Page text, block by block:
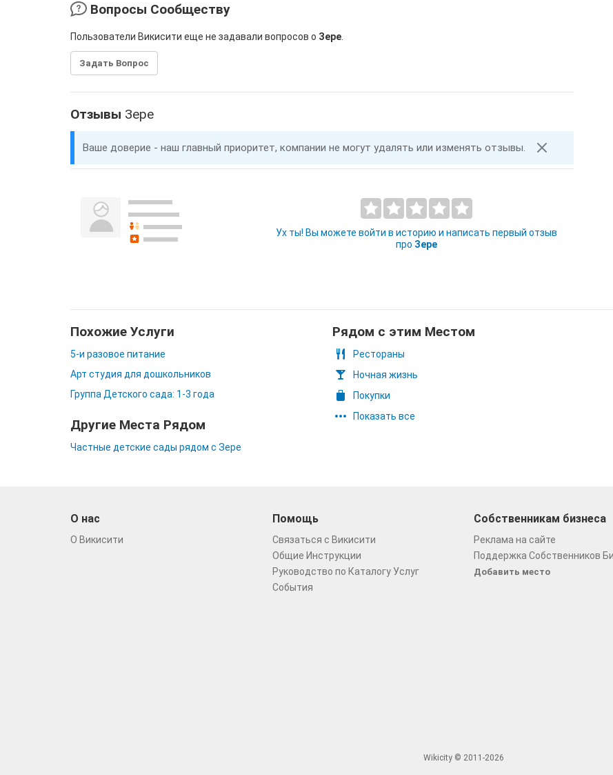
Вопросы Сообществу
Пользователи Викисити еще не задавали вопросов о Зере
Задать Вопрос
Отзывы Зере
Ваше доверие - наш главный приоритет, компании не могут удалять или изменять отзывы.
Ух ты! Вы можете войти в историю и написать первый отзыв
про Зере
Похожие Услуги
5-и разовое питание
Арт студия для дошкольников
Группа Детского сада: 1-3 года
Другие Места Рядом
Частные детские сады рядом с Зере
Рядом с этим Местом
Рестораны
Ночная жизнь
Покупки
Показать все
О нас
О Викисити
Помощь
Связаться с Викисити
Общие Инструкции
Руководство по Каталогу Услуг
События
Собственникам бизнеса
Реклама на сайте
Поддержка Собственников
Добавить место
Wikicity © 2011-2026